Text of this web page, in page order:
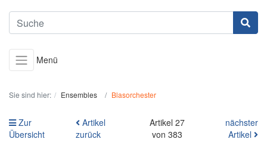
Menü
Sie sind hier: Ensembles Blasorchester
Zur
Übersicht
Artikel
zurück
Artikel 27
von 383
nächster
Artikel